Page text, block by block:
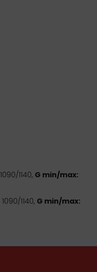
1090/1140, G min/max:
1090/1140, G min/max: